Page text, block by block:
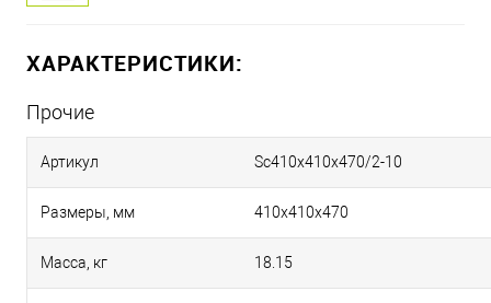
ХАРАКТЕРИСТИКИ:
Прочие
Артикул Sc410х410х470/2-10
Размеры, мм 410х410х470
Масса, кг 18.15